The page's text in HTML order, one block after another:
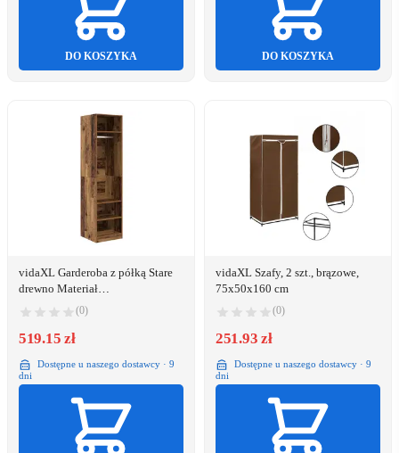
DO KOSZYKA DO KOSZYKA
vidaXL Garderoba z półką Stare
drewno Materiał
drewnopochodny Lumarko!
(0)
519.15 zł
Dostępne u naszego dostawcy · 9
dni
vidaXL Szafy, 2 szt., brązowe,
75x50x160 cm
(0)
251.93 zł
Dostępne u naszego dostawcy · 9
dni